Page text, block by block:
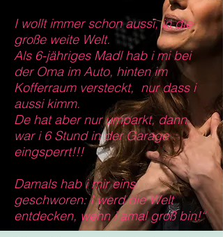
I wollt immer schon aussi, in die
große weite Welt.
Als 6-jähriges Madl hab i mi bei
der Oma im Auto, hinten im
Kofferraum versteckt, nur dass i
aussi kimm.
De hat aber nur umparkt, dann
war i 6 Stund in der Garage
eingsperrt!!!
Damals hab i mir eins
geschworen: I werd die Welt
entdecken, wenn i amal groß bin!“